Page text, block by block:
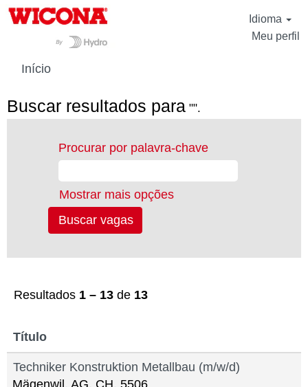
Idioma
Meu perfil
Início
Buscar resultados para "".
Procurar por palavra-chave
Mostrar mais opções
Resultados 1 – 13 de 13
Título
Techniker Konstruktion Metallbau (m/w/d)
Mägenwil, AG, CH, 5506